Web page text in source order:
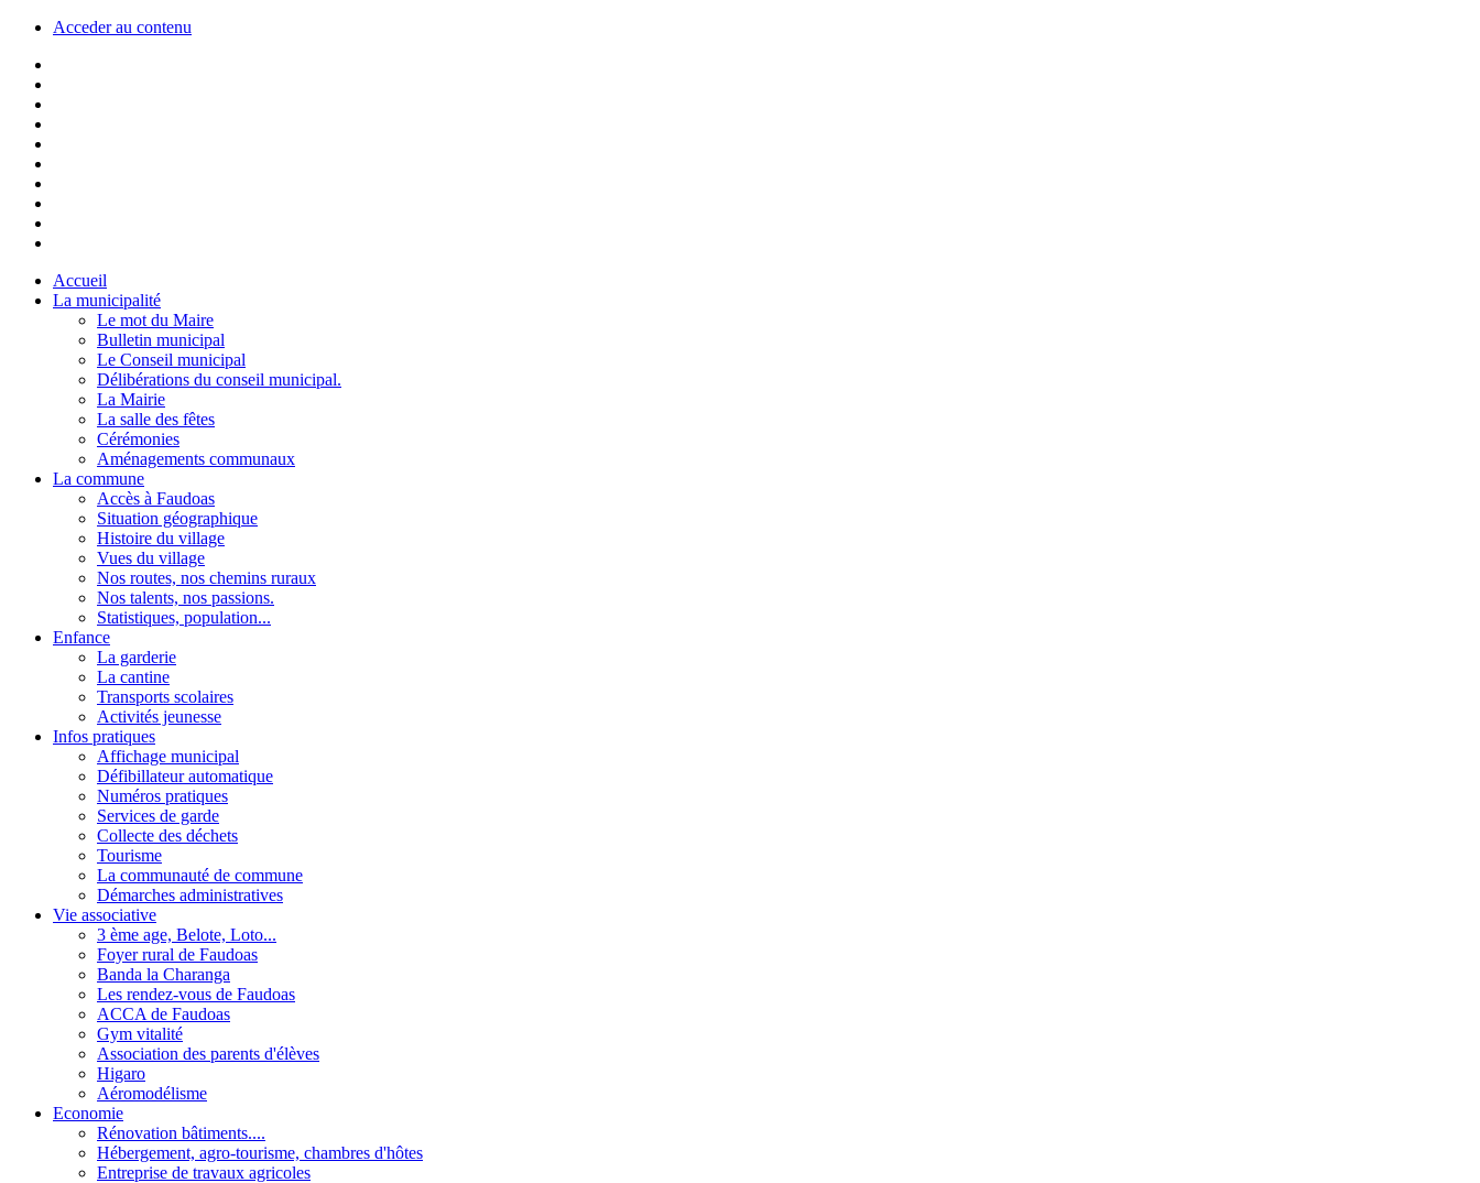
Acceder au contenu
Accueil
La municipalité
Le mot du Maire
Bulletin municipal
Le Conseil municipal
Délibérations du conseil municipal.
La Mairie
La salle des fêtes
Cérémonies
Aménagements communaux
La commune
Accès à Faudoas
Situation géographique
Histoire du village
Vues du village
Nos routes, nos chemins ruraux
Nos talents, nos passions.
Statistiques, population...
Enfance
La garderie
La cantine
Transports scolaires
Activités jeunesse
Infos pratiques
Affichage municipal
Défibillateur automatique
Numéros pratiques
Services de garde
Collecte des déchets
Tourisme
La communauté de commune
Démarches administratives
Vie associative
3 ème age, Belote, Loto...
Foyer rural de Faudoas
Banda la Charanga
Les rendez-vous de Faudoas
ACCA de Faudoas
Gym vitalité
Association des parents d'élèves
Higaro
Aéromodélisme
Economie
Rénovation bâtiments....
Hébergement, agro-tourisme, chambres d'hôtes
Entreprise de travaux agricoles